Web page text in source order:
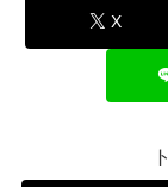
X